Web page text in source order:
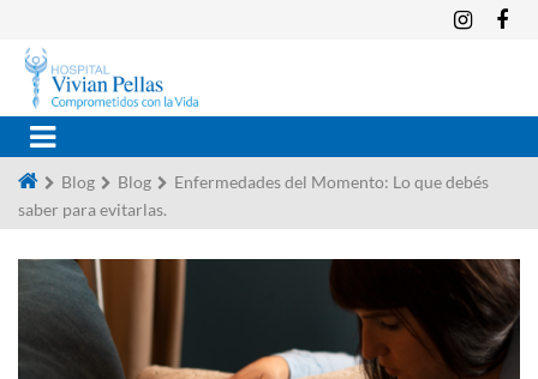
Blog Blog
Enfermedades del Momento: Lo que debés
saber para evitarlas.